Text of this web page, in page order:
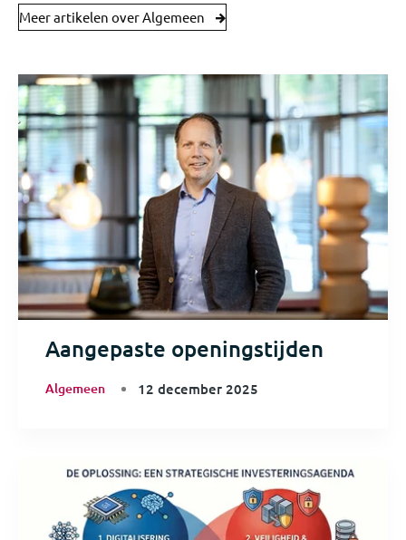
Meer artikelen over Algemeen
Aangepaste openingstijden
Algemeen 12 december 2025